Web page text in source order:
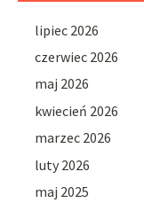
lipiec 2026
czerwiec 2026
maj 2026
kwiecień 2026
marzec 2026
luty 2026
maj 2025